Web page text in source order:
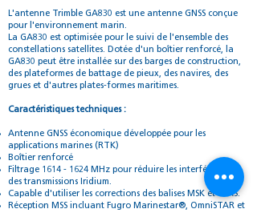
L'antenne Trimble GA830 est une antenne GNSS conçue
pour l'environnement marin.
La GA830 est optimisée pour le suivi de l'ensemble des
constellations satellites. Dotée d'un boîtier renforcé, la
GA830 peut être installée sur des barges de construction,
des plateformes de battage de pieux, des navires, des
grues et d'autres plates-formes maritimes.
Caractéristiques techniques :
Antenne GNSS économique développée pour les
applications marines (RTK)
Boîtier renforcé
Filtrage 1614 - 1624 MHz pour réduire les interférences
des transmissions Iridium.
Capable d'utiliser les corrections des balises MSK et SBAS.
Réception MSS incluant Fugro Marinestar®, OmniSTAR et